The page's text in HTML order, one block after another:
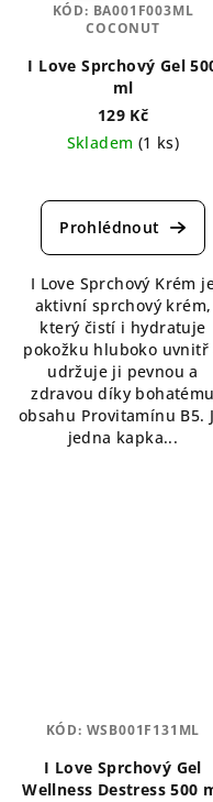
I Love Sprchový Gel
ml
129 Kč
Skladem (1 ks)
I Love Sprchový Krém
aktivní sprchový krém,
který čistí i hydratuje
pokožku hluboko uvnitř
udržuje ji pevnou a
zdravou díky bohatému
obsahu Provitamínu B5.
jedna kapka...
KÓD: BA001F003ML
COCONUT
I Love Sprchový Gel
Wellness Destress 500
KÓD: WSB001F131ML